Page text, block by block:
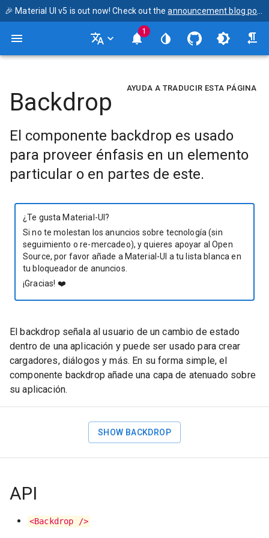
🎉 Material UI v5 is out now! Check out the announcement blog post
1
AYUDA A TRADUCIR ESTA PÁGINA
Backdrop
El componente backdrop es usado
para proveer énfasis en un elemento
particular o en partes de este.
¿Te gusta Material-UI?
Si no te molestan los anuncios sobre tecnología (sin
seguimiento o re-mercadeo), y quieres apoyar al Open
Source, por favor añade a Material-UI a tu lista blanca en
tu bloqueador de anuncios.
¡Gracias! ❤️
El backdrop señala al usuario de un cambio de estado
dentro de una aplicación y puede ser usado para crear
cargadores, diálogos y más. En su forma simple, el
componente backdrop añade una capa de atenuado sobre
su aplicación.
SHOW BACKDROP
API
<Backdrop />